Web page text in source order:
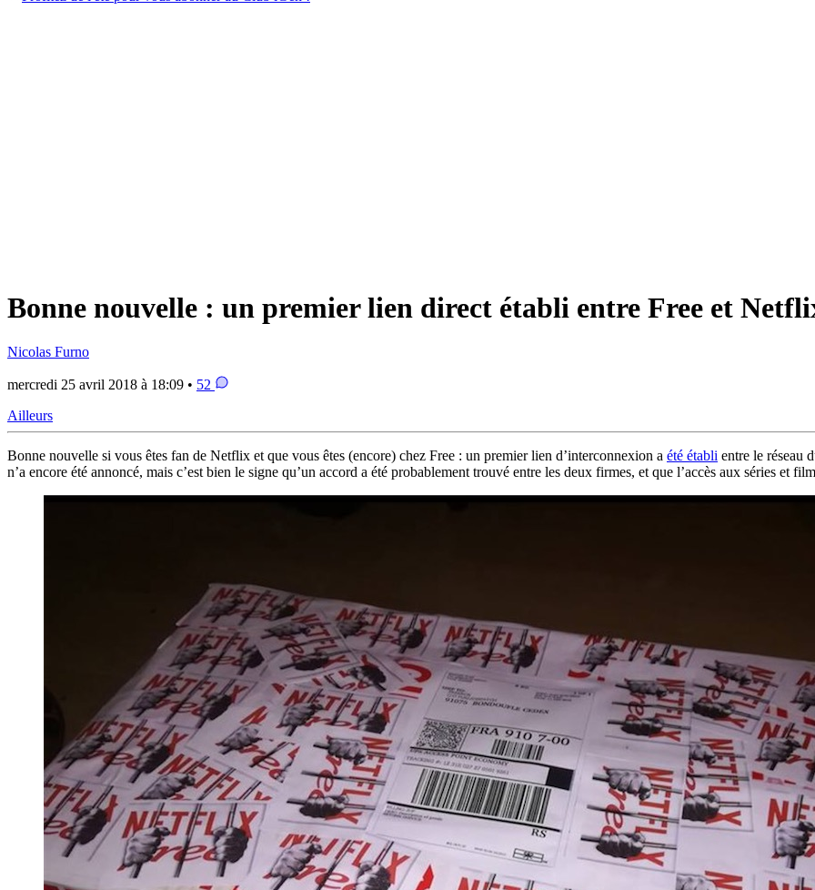
Bonne nouvelle : un premier lien direct établi entre Free et
Nicolas Furno
mercredi 25 avril 2018 à 18:09 • 52
Ailleurs
Bonne nouvelle si vous êtes fan de Netflix et que vous êtes (encore) chez Free : un premier lien d’interconnexion a été établi entre le réseau
n’a encore été annoncé, mais c’est bien le signe qu’un accord a été probablement trouvé entre les deux firmes, et que l’accès aux séries et